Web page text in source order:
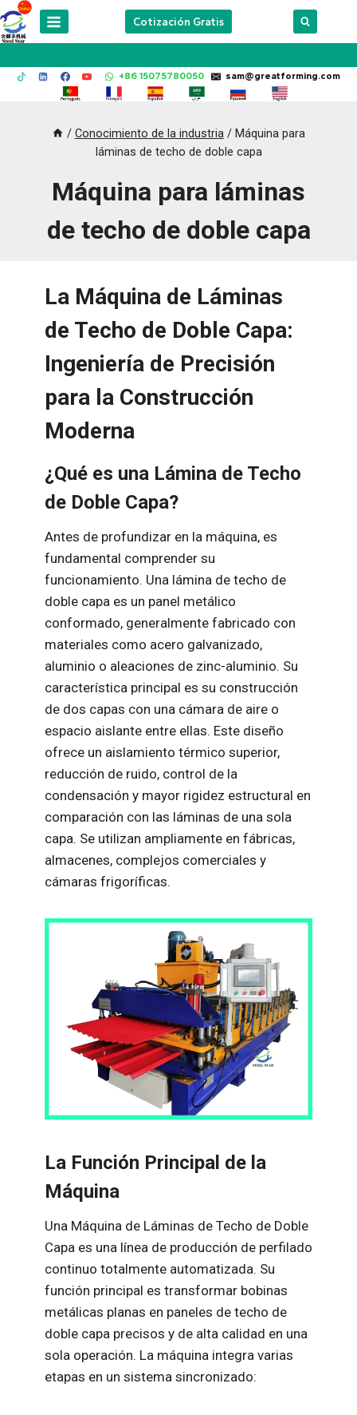
Skip
to
Cotización Gratis
+86 15075780050 sam@greatforming.com
/ Conocimiento de la industria / Máquina para
láminas de techo de doble capa
Máquina para láminas
de techo de doble capa
La Máquina de Láminas
de Techo de Doble Capa:
Ingeniería de Precisión
para la Construcción
Moderna
¿Qué es una Lámina de Techo
de Doble Capa?
Antes de profundizar en la máquina, es
fundamental comprender su
funcionamiento. Una lámina de techo de
doble capa es un panel metálico
conformado, generalmente fabricado con
materiales como acero galvanizado,
aluminio o aleaciones de zinc-aluminio. Su
característica principal es su construcción
de dos capas con una cámara de aire o
espacio aislante entre ellas. Este diseño
ofrece un aislamiento térmico superior,
reducción de ruido, control de la
condensación y mayor rigidez estructural en
comparación con las láminas de una sola
capa. Se utilizan ampliamente en fábricas,
almacenes, complejos comerciales y
cámaras frigoríficas.
La Función Principal de la
Máquina
Una Máquina de Láminas de Techo de Doble
Capa es una línea de producción de perfilado
continuo totalmente automatizada. Su
función principal es transformar bobinas
metálicas planas en paneles de techo de
doble capa precisos y de alta calidad en una
sola operación. La máquina integra varias
etapas en un sistema sincronizado: